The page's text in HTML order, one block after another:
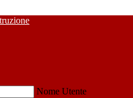
Nome Utente